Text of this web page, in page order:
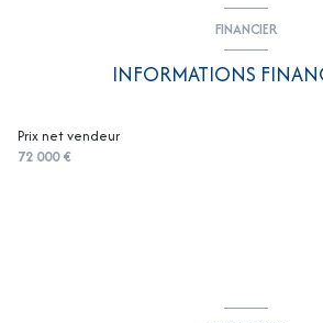
FINANCIER
INFORMATIONS
Prix net vendeur
72 000 €